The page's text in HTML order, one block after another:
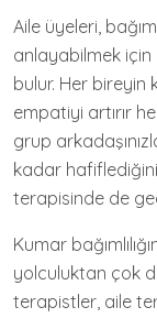
Aile üyeleri,
anlayabilmek için
bulur. Her bireyin
empatiyi artırır
grup
kadar
terapisinde de
Kumar
yolculuktan çok
terapistler, aile